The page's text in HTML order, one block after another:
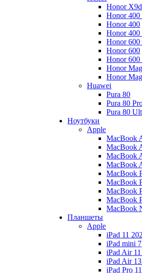
Honor X9d
Honor 400
Honor 400
Honor 400
Honor 600
Honor 600
Honor 600
Honor
Honor
Huawei
Pura 80
Pura 80
Pura 80
Ноутбуки
Apple
MacBook
MacBook
MacBook
MacBook
MacBook
MacBook
MacBook
MacBook
MacBook
Планшеты
Apple
iPad 11
iPad mini 7
iPad Air
iPad Air
iPad Pro